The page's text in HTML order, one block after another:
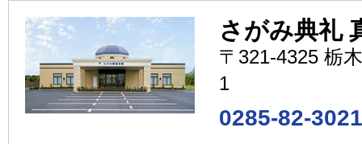
さがみ典礼
〒321-4325 栃
1
0285-82-3021